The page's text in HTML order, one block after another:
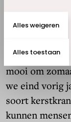
Alles toestaan
Alles weigeren
“Soms
kunnen we ze
vitragestof
mooi om
we eind vorig
soort
kunnen